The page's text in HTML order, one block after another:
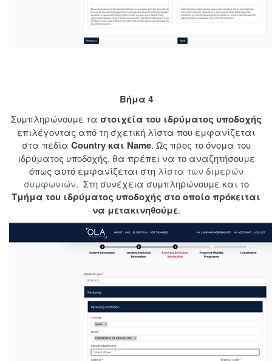
Βήμα 4
Συμπληρώνουμε τα στοιχεία του ιδρύματος υποδοχής
επιλέγοντας από τη σχετική λίστα που εμφανίζεται
στα πεδία Country και Name. Ως προς το όνομα του
ιδρύματος υποδοχής, θα πρέπει να το αναζητήσουμε
όπως αυτό εμφανίζεται στηλίστα των διμερών
συμφωνιών. Στη συνέχεια συμπληρώνουμε και το
Τμήμα του ιδρύματος υποδοχής στο οποίο πρόκειται
να μετακινηθούμε.